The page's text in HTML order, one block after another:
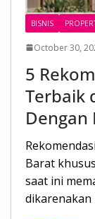
BISNIS
October 30,
5
Terbaik
Dengan
Barat
saat ini